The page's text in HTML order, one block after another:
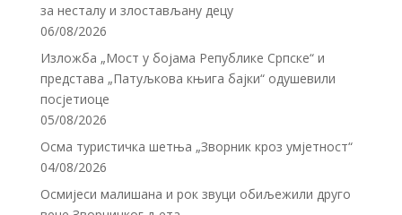
за несталу и злостављану децу
06/08/2026
Изложба „Мост у бојама Републике Српске“ и
представа „Патуљкова књига бајки“ одушевили
посјетиоце
05/08/2026
Осма туристичка шетња „Зворник кроз умјетност“
04/08/2026
Осмијеси малишана и рок звуци обиљежили друго